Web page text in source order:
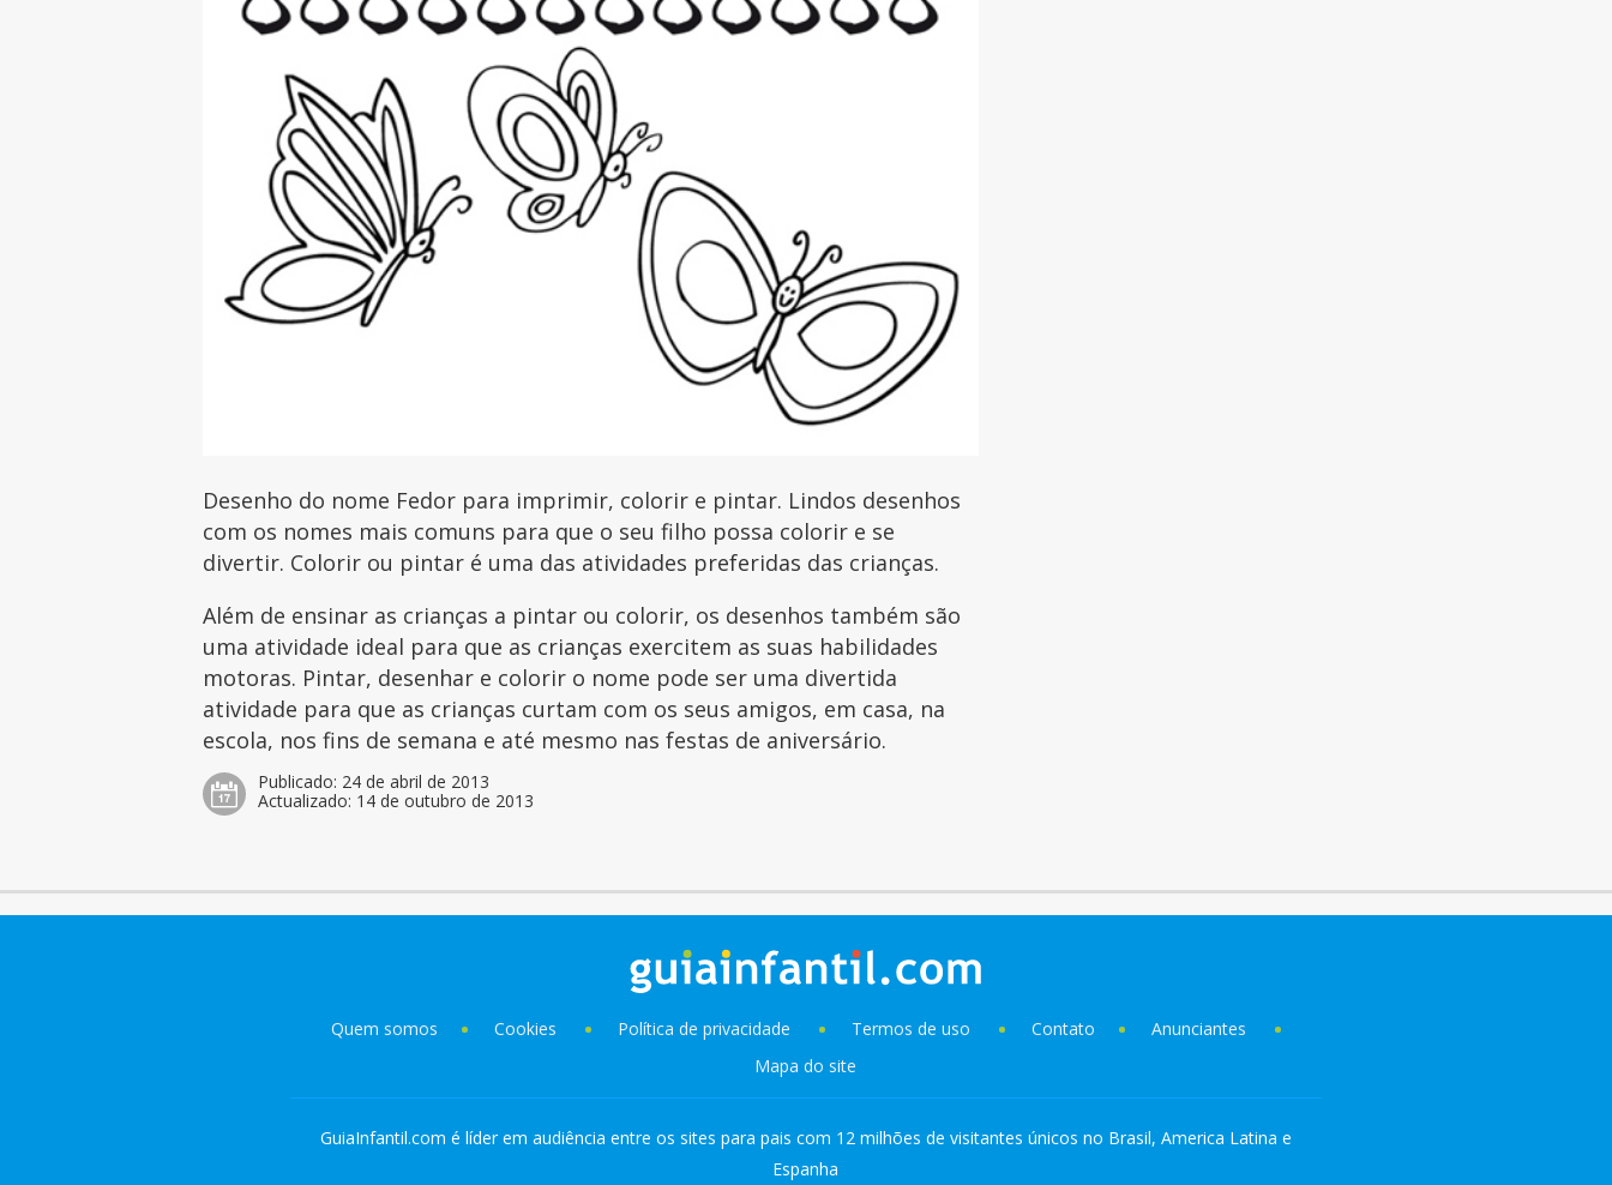
Desenho do nome Fedor para imprimir, colorir e pintar. Lindos desenhos
com os nomes mais comuns para que o seu filho possa colorir e se
divertir. Colorir ou pintar é uma das atividades preferidas das crianças.
Além de ensinar as crianças a pintar ou colorir, os desenhos também são
uma atividade ideal para que as crianças exercitem as suas habilidades
motoras. Pintar, desenhar e colorir o nome pode ser uma divertida
atividade para que as crianças curtam com os seus amigos, em casa, na
escola, nos fins de semana e até mesmo nas festas de aniversário.
Publicado: 24 de abril de 2013
Actualizado: 14 de outubro de 2013
Quem somos Cookies Política de privacidade Termos de uso Contato
Anunciantes
Mapa do site
GuiaInfantil.com é líder em audiência entre os sites para pais com 12 milhões de visitantes únicos no Brasil, America Latina e
Espanha